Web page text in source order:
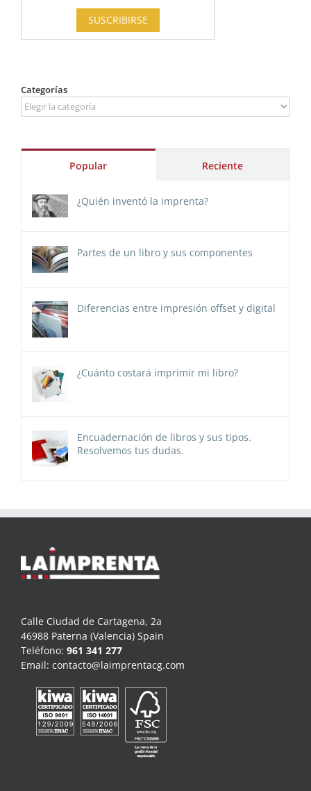
Categorías
Categorías
Popular Reciente
¿Quién inventó la imprenta?
Partes de un libro y sus componentes
Diferencias entre impresión offset y digital
¿Cuánto costará imprimir mi libro?
Encuadernación de libros y sus tipos.
Resolvemos tus dudas.
Calle Ciudad de Cartagena, 2a
46988 Paterna (Valencia) Spain
Teléfono: 961 341 277
Email: contacto@laimprentacg.com